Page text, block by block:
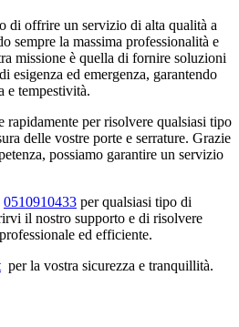
di offrire un servizio di alta qualità a
sempre la massima professionalità e
missione è quella di fornire soluzioni
esigenza ed emergenza, garantendo
e tempestività.
rapidamente per risolvere qualsiasi tipo
delle vostre porte e serrature. Grazie
possiamo garantire un servizio
0510910433 per qualsiasi tipo di
il nostro supporto e di risolvere
ed efficiente.
per la vostra sicurezza e tranquillità.